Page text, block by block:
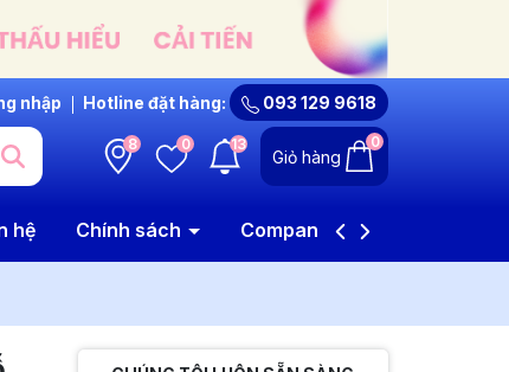
nhập Hotline đặt hàng: 093 129 9618
8 0 13
Giỏ hàng
0
hệ Chính sách Company Profile